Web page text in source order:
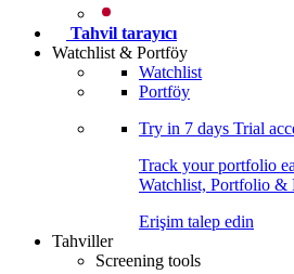
Tahvil tarayıcı
Watchlist & Portföy
Watchlist
Portföy
Try in 7 days Trial
Track your portfolio
Watchlist, Portfolio &
Erişim talep edin
Tahviller
Screening tools